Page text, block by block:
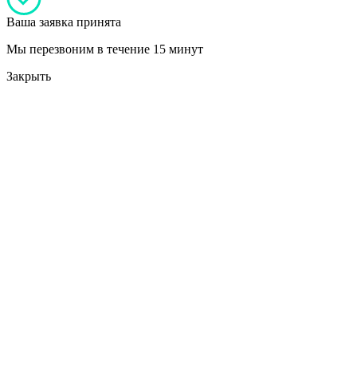
Ваша заявка принята
Мы перезвоним в течение 15 минут
Закрыть